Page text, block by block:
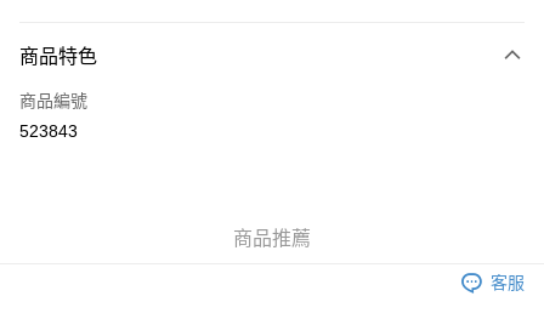
信用卡
AlipayHK
每筆HK$40.00，滿HK$500.00或以上免運費
商品特色
商品編號
523843
商品推薦
客服